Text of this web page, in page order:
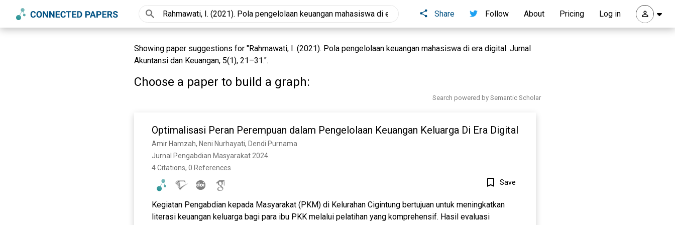
Share Follow About Pricing Log in
Showing paper suggestions for "Rahmawati, I. (2021). Pola pengelolaan keuangan mahasiswa di era digital. Jurnal
Akuntansi dan Keuangan, 5(1), 21–31.".
Choose a paper to build a graph:
Search powered by Semantic Scholar
Optimalisasi Peran Perempuan dalam Pengelolaan Keuangan Keluarga Di Era Digital
Amir Hamzah, Neni Nurhayati, Dendi Purnama
Jurnal Pengabdian Masyarakat 2024.
4 Citations, 0 References
Save
Kegiatan Pengabdian kepada Masyarakat (PKM) di Kelurahan Cigintung bertujuan untuk meningkatkan
literasi keuangan keluarga bagi para ibu PKK melalui pelatihan yang komprehensif. Hasil evaluasi